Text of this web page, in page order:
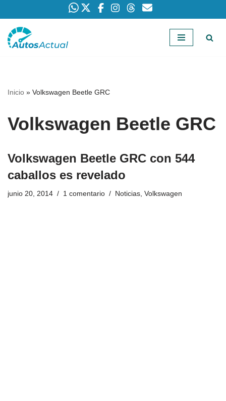
Saltar
Inicio » Volkswagen Beetle GRC
Volkswagen Beetle GRC
Volkswagen Beetle GRC con 544
caballos es revelado
junio 20, 2014 1 comentario Noticias, Volkswagen